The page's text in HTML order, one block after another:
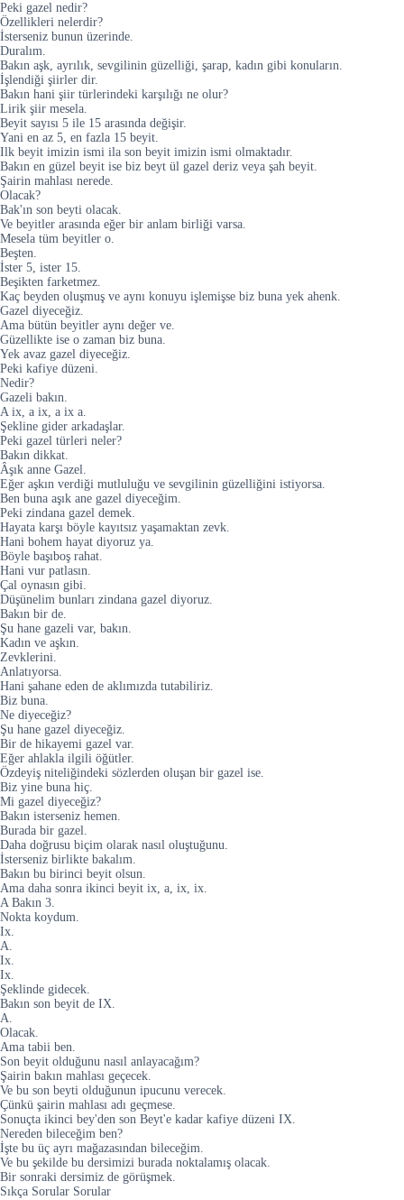
Peki gazel nedir?
Özellikleri nelerdir?
İsterseniz bunun üzerinde.
Duralım.
Bakın aşk, ayrılık, sevgilinin güzelliği, şarap, kadın gibi konuların.
İşlendiği şiirler dir.
Bakın hani şiir türlerindeki karşılığı ne olur?
Lirik şiir mesela.
Beyit sayısı 5 ile 15 arasında değişir.
Yani en az 5, en fazla 15 beyit.
Ilk beyit imizin ismi ila son beyit imizin ismi olmaktadır.
Bakın en güzel beyit ise biz beyt ül gazel deriz veya şah beyit.
Şairin mahlası nerede.
Olacak?
Bak'ın son beyti olacak.
Ve beyitler arasında eğer bir anlam birliği varsa.
Mesela tüm beyitler o.
Beşten.
İster 5, ister 15.
Beşikten farketmez.
Kaç beyden oluşmuş ve aynı konuyu işlemişse biz buna yek ahenk.
Gazel diyeceğiz.
Ama bütün beyitler aynı değer ve.
Güzellikte ise o zaman biz buna.
Yek avaz gazel diyeceğiz.
Peki kafiye düzeni.
Nedir?
Gazeli bakın.
A ix, a ix, a ix a.
Şekline gider arkadaşlar.
Peki gazel türleri neler?
Bakın dikkat.
Âşık anne Gazel.
Eğer aşkın verdiği mutluluğu ve sevgilinin güzelliğini istiyorsa.
Ben buna aşık ane gazel diyeceğim.
Peki zindana gazel demek.
Hayata karşı böyle kayıtsız yaşamaktan zevk.
Hani bohem hayat diyoruz ya.
Böyle başıboş rahat.
Hani vur patlasın.
Çal oynasın gibi.
Düşünelim bunları zindana gazel diyoruz.
Bakın bir de.
Şu hane gazeli var, bakın.
Kadın ve aşkın.
Zevklerini.
Anlatıyorsa.
Hani şahane eden de aklımızda tutabiliriz.
Biz buna.
Ne diyeceğiz?
Şu hane gazel diyeceğiz.
Bir de hikayemi gazel var.
Eğer ahlakla ilgili öğütler.
Özdeyiş niteliğindeki sözlerden oluşan bir gazel ise.
Biz yine buna hiç.
Mi gazel diyeceğiz?
Bakın isterseniz hemen.
Burada bir gazel.
Daha doğrusu biçim olarak nasıl oluştuğunu.
İsterseniz birlikte bakalım.
Bakın bu birinci beyit olsun.
Ama daha sonra ikinci beyit ix, a, ix, ix.
A Bakın 3.
Nokta koydum.
Ix.
A.
Ix.
Ix.
Şeklinde gidecek.
Bakın son beyit de IX.
A.
Olacak.
Ama tabii ben.
Son beyit olduğunu nasıl anlayacağım?
Şairin bakın mahlası geçecek.
Ve bu son beyti olduğunun ipucunu verecek.
Çünkü şairin mahlası adı geçmese.
Sonuçta ikinci bey'den son Beyt'e kadar kafiye düzeni IX.
Nereden bileceğim ben?
İşte bu üç ayrı mağazasından bileceğim.
Ve bu şekilde bu dersimizi burada noktalamış olacak.
Bir sonraki dersimiz de görüşmek.
Sıkça Sorular Sorular